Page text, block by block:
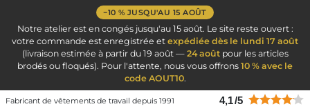
−10 % JUSQU'AU 15 AOÛT
Notre atelier est en congés jusqu'au 15 août. Le site reste ouvert :
votre commande est enregistrée et expédiée dès le lundi 17 août
(livraison estimée à partir du 19 août — 24 aoûtpour les articles
brodés ou floqués). Pour l'attente, nous vous offrons 10 % avec le
code AOUT10.
Fabricant de vêtements de travail depuis 1991 4,1/5